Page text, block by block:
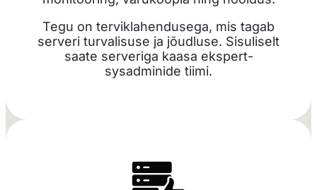
Tegu on terviklahendusega, mis tagab
serveri turvalisuse ja jõudluse. Sisuliselt
saate serveriga kaasa ekspert-
sysadminide tiimi.